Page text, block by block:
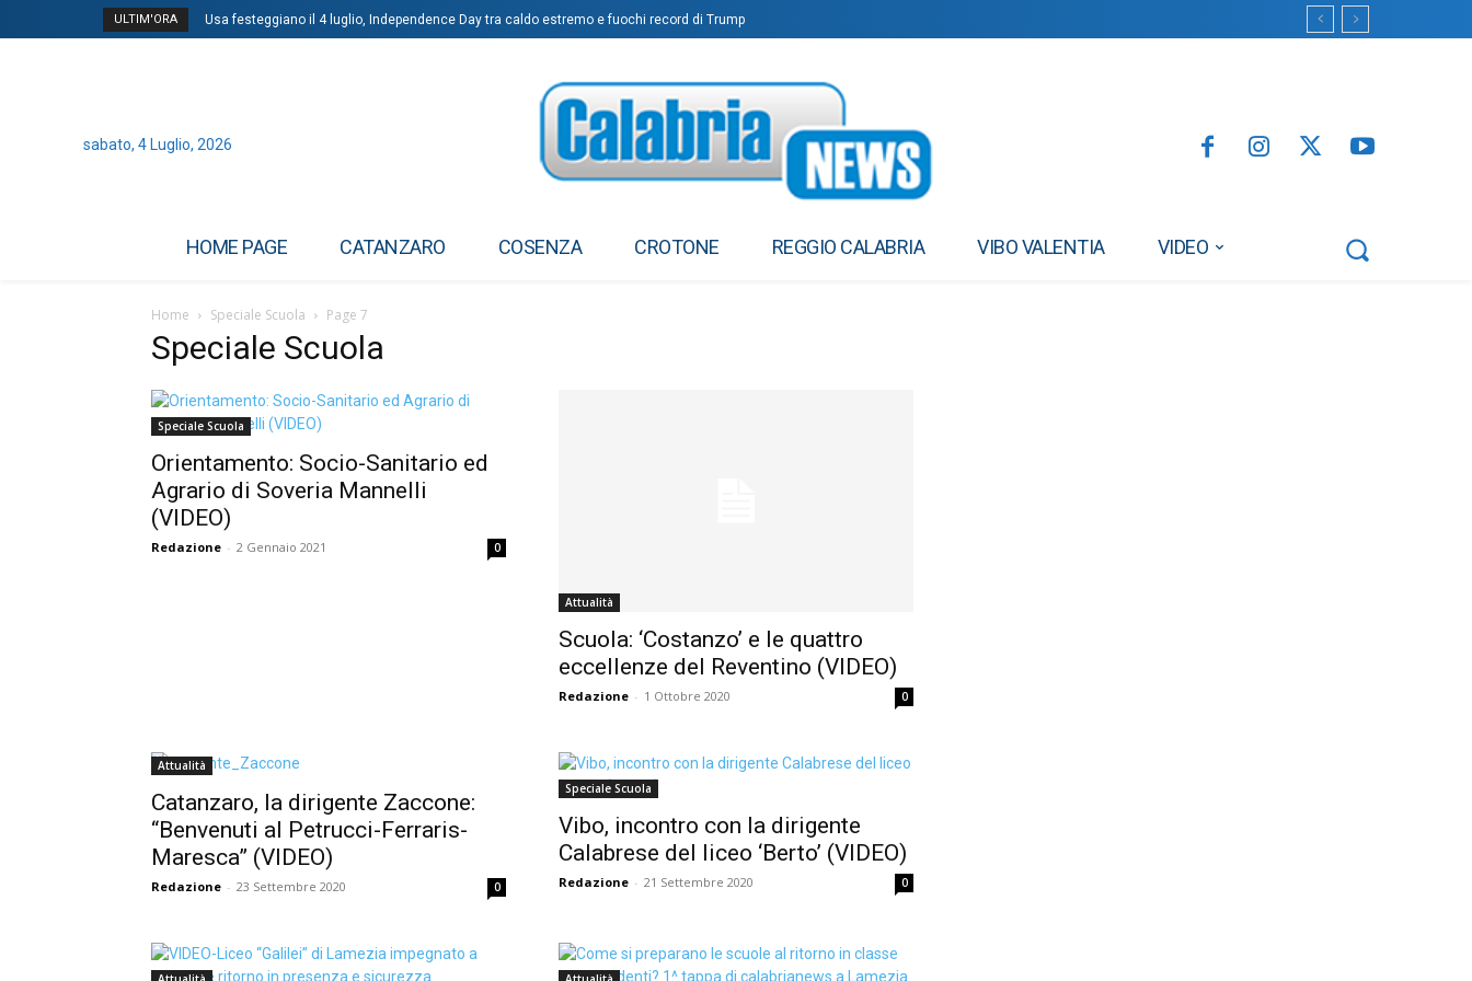
ULTIM'ORA Usa festeggiano il 4 luglio, Independence Day tra caldo estremo e fuochi record di Trump
Sanremo, De Martino: “Sto già costruendo il mio Festival internazionale”
sabato, 4 Luglio, 2026
HOME PAGE CATANZARO COSENZA CROTONE REGGIO CALABRIA VIBO VALENTIA VIDEO
Home Speciale Scuola Page 7
Speciale Scuola
Speciale Scuola
Orientamento: Socio-Sanitario ed
Agrario di Soveria Mannelli
(VIDEO)
Redazione - 2 Gennaio 2021 0
Attualità
Scuola: ‘Costanzo’ e le quattro
eccellenze del Reventino (VIDEO)
Redazione - 1 Ottobre 2020 0
Attualità
Catanzaro, la dirigente Zaccone:
“Benvenuti al Petrucci-Ferraris-
Maresca” (VIDEO)
Redazione - 23 Settembre 2020 0
Speciale Scuola
Vibo, incontro con la dirigente
Calabrese del liceo ‘Berto’ (VIDEO)
Redazione - 21 Settembre 2020 0